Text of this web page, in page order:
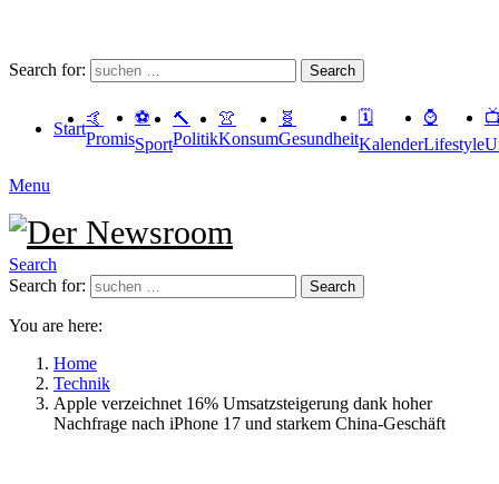
Search for: Search
Start
🤙
Promis
⚽️
Sport
🔨
Politik
👚
Konsum
🧬
Gesundheit
🗓
Kalender
⌚️
Lifestyle
Menu
Search
Search for:
Search
You are here:
Home
Technik
Apple verzeichnet 16% Umsatzsteigerung dank hoher
Nachfrage nach iPhone 17 und starkem China-Geschäft